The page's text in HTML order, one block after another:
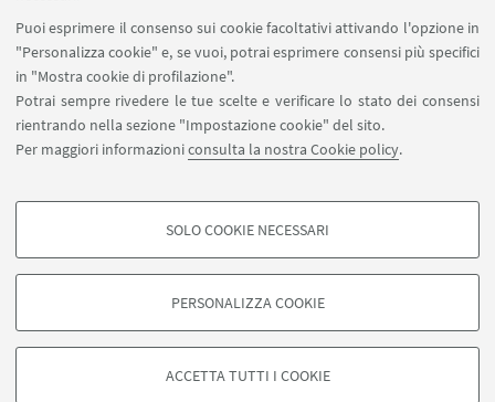
Puoi esprimere il consenso sui cookie facoltativi attivando l'opzione in
"Personalizza cookie" e, se vuoi, potrai esprimere consensi più specifici
in "Mostra cookie di profilazione".
Potrai sempre rivedere le tue scelte e verificare lo stato dei consensi
rientrando nella sezione "Impostazione cookie" del sito.
Per maggiori informazioniconsulta la nostra Cookie policy.
COOKIE DI PROFILAZIONE - FACOLTATIVI
degli utenti, creare profili in base al loro comportamento sul sito, per analisi
di marketing.
SOLO COOKIE NECESSARI
PERSONALIZZA COOKIE
ACCETTA TUTTI I COOKIE
Successivi
7
elementi
»
1 2
Monte 2 - 40124 Bologna
disci.memobo@unibo.it
Privacy- Note legali -Impostazioni Cookie